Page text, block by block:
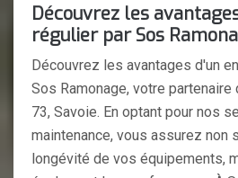
Découvrez les
régulier par Sos
Découvrez les avantages d'un
Sos Ramonage, votre
73, Savoie. En optant pour nos
maintenance, vous assurez non
longévité de vos équipements,